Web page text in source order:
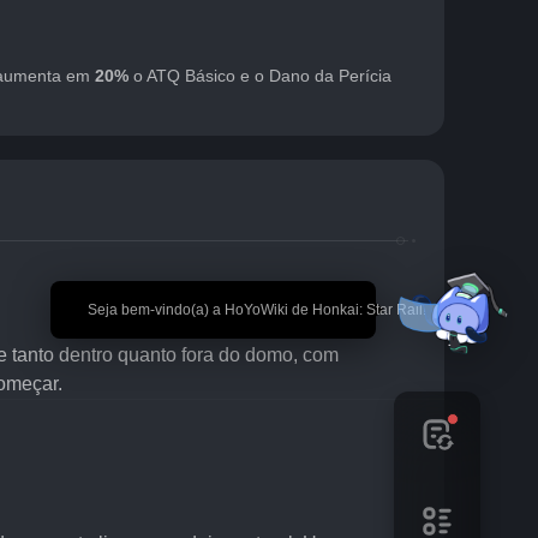
🎉 Seja bem-vindo(a) a HoYoWiki de Honkai: Star Rail!
em 20% o ATQ Básico e o Dano da Perícia
dentro quanto fora do domo, com